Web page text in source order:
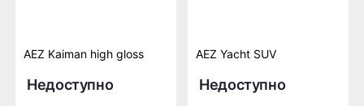
AEZ Kaiman high gloss
Недоступно
AEZ Yacht SUV
Недоступно